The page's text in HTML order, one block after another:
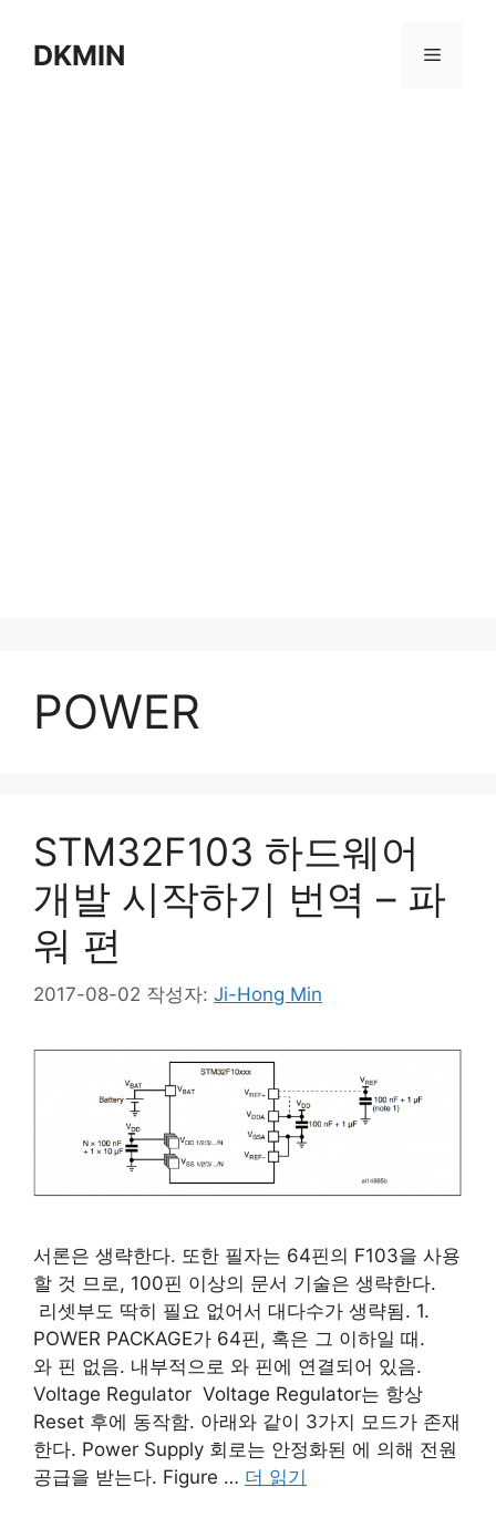
DKMIN 메
POWER
STM32F103 하드웨어
개발 시작하기 번역 – 파
워 편
2017-08-02 작성자: Ji-Hong Min
서론은 생략한다. 또한 필자는 64핀의 F103을 사용
할 것 므로, 100핀 이상의 문서 기술은 생략한다.
리셋부도 딱히 필요 없어서 대다수가 생략됨. 1.
POWER PACKAGE가 64핀, 혹은 그 이하일 때.
와 핀 없음. 내부적으로 와 핀에 연결되어 있음.
Voltage Regulator Voltage Regulator는 항상
Reset 후에 동작함. 아래와 같이 3가지 모드가 존재
한다. Power Supply 회로는 안정화된 에 의해 전원
공급을 받는다. Figure … 더 읽기